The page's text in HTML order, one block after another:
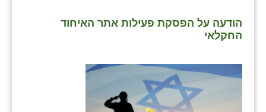
הודעה על הפסקת פעילות אתר האיחוד
החקלאי